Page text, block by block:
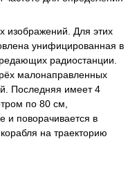
изображений. Для этих
унифицированная в
радиостанции.
малонаправленных
Последняя имеет 4
по 80 см,
и поворачивается в
на траекторию